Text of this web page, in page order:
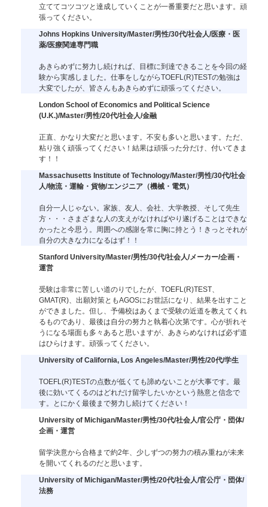
立ててコツコツと達成していくことが一番重要だと思います。頑
張ってください。
Johns Hopkins University/Master/男性/30代/社会人/医療・医
薬/医療関連専門職
あきらめずに努力し続ければ、目標に到達できることを今回の経
験から実感しました。仕事をしながらTOEFL(R)TESTの勉強は
大変でしたが、皆さんもあきらめずに頑張ってください。
London School of Economics and Political Science
(U.K.)/Master/男性/20代/社会人/金融
正直、かなり大変だと思います。不安も多いと思います。ただ、
粘り強く頑張ってください！結果は頑張った分だけ、付いてきま
す！！
Massachusetts Institute of Technology/Master/男性/30代/社会
人/物流・運輸・貨物/エンジニア（機械・電気）
自分一人じゃない。家族、友人、会社、大学教授、そして先生
方・・・さまざまな人の支えがなければやり遂げることはできな
かったと今思う。周囲への感謝を常に胸に持とう！きっとそれが
自分の大きな力になるはず！！
Stanford University/Master/男性/30代/社会人/メーカー/企画・
運営
受験は非常に苦しい道のりでしたが、TOEFL(R)TEST、
GMAT(R)、出願対策ともAGOSにお世話になり、結果を出すこと
ができました。但し、予備校はあくまで受験の近道を教えてくれ
るものであり、最後は自分の努力と執着心次第です。心が折れそ
うになる場面も多々あると思いますが、あきらめなければ必ず道
はひらけます。頑張ってください。
University of California, Los Angeles/Master/男性/20代/学生
TOEFL(R)TESTの点数が低くても諦めないことが大事です。最
後に効いてくるのはどれだけ留学したいかという熱意と信念で
す。とにかく最後まで努力し続けてください！
University of Michigan/Master/男性/30代/社会人/官公庁・団体/
企画・運営
留学決意から合格まで約2年、少しずつの努力の積み重ねが未来
を開いてくれるのだと思います。
University of Michigan/Master/男性/20代/社会人/官公庁・団体/
法務